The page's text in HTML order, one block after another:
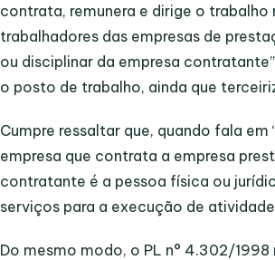
contrata, remunera e dirige o trabalho
trabalhadores das empresas de
ou disciplinar da empresa
o posto de trabalho, ainda que
Cumpre ressaltar que, quando fala
empresa que contrata a empresa
contratante é a pessoa física ou
serviços para a execução de
Do mesmo modo, o PL n° 4.302/